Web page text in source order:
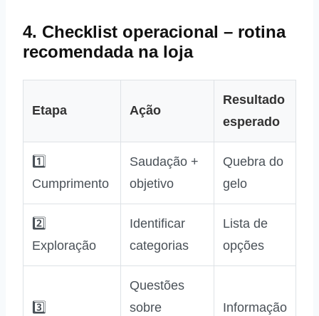
4. Checklist operacional – rotina
recomendada na loja
Etapa Ação
Resultado
esperado
1️⃣
Cumprimento
Saudação +
objetivo
Quebra do
gelo
2️⃣
Exploração
Identificar
categorias
Lista de
opções
3️⃣
Questões
sobre
Informação